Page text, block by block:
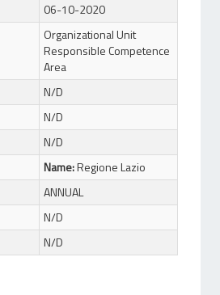
06-10-2020
Organizational Unit
Responsible Competence
Area
N/D
N/D
N/D
Name:Regione Lazio
ANNUAL
N/D
N/D